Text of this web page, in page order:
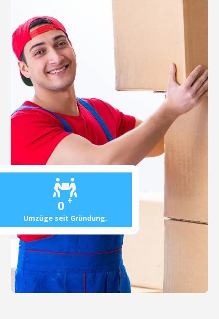
0 +
Umzüge seit Gründung.